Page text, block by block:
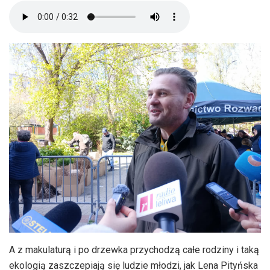
A z makulaturą i po drzewka przychodzą całe rodziny i taką
ekologią zaszczepiają się ludzie młodzi, jak Lena Pityńska